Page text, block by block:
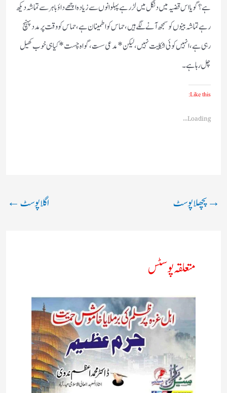
ہے ؟ گویا اس قضیہ میں دنگل میں لڑ رہے پہلوانوں سے زیادہ اچھے داؤ باہر سے تماشہ دیکھ
رہے تماشہ بینوں کو سمجھ آنے لگے ہیں ، حماس کو اطمینان ہے ، حماس کو وقت پر مدد پہنچ
رہی ہے ، انہیں کوئی شکایت نہیں ، لیکن *مدعی سست ، گواہ چست* کیا ہی خوب کھیل
چل رہا ہے ۔
Like this:
Loading...
→پچھلا پوسٹ اگلا پوسٹ←
متعلقہ پوسٹس